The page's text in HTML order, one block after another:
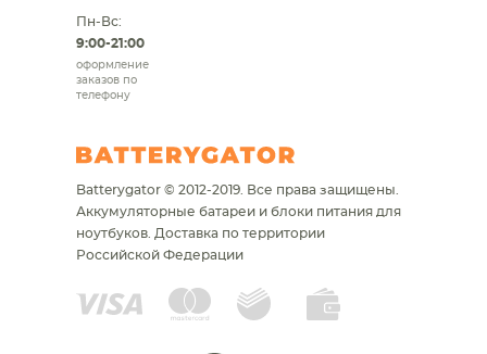
Пн-Вс:
9:00-21:00
оформление
заказов по
телефону
Batterygator © 2012-2019. Все права защищены.
Аккумуляторные батареи и блоки питания для
ноутбуков. Доставка по территории
Российской Федерации